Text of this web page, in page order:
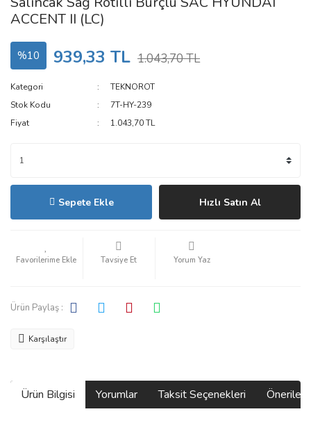
ACCENT II (LC)
%10 939,33 TL 1.043,70 TL
Kategori
TEKNOROT
Stok Kodu
7T-HY-239
Fiyat
1.043,70 TL
Sepete Ekle Hızlı Satın Al
Tavsiye Et Yorum Yaz
Ürün Paylaş :
Karşılaştır
Ürün Bilgisi Yorumlar Taksit Seçenekleri